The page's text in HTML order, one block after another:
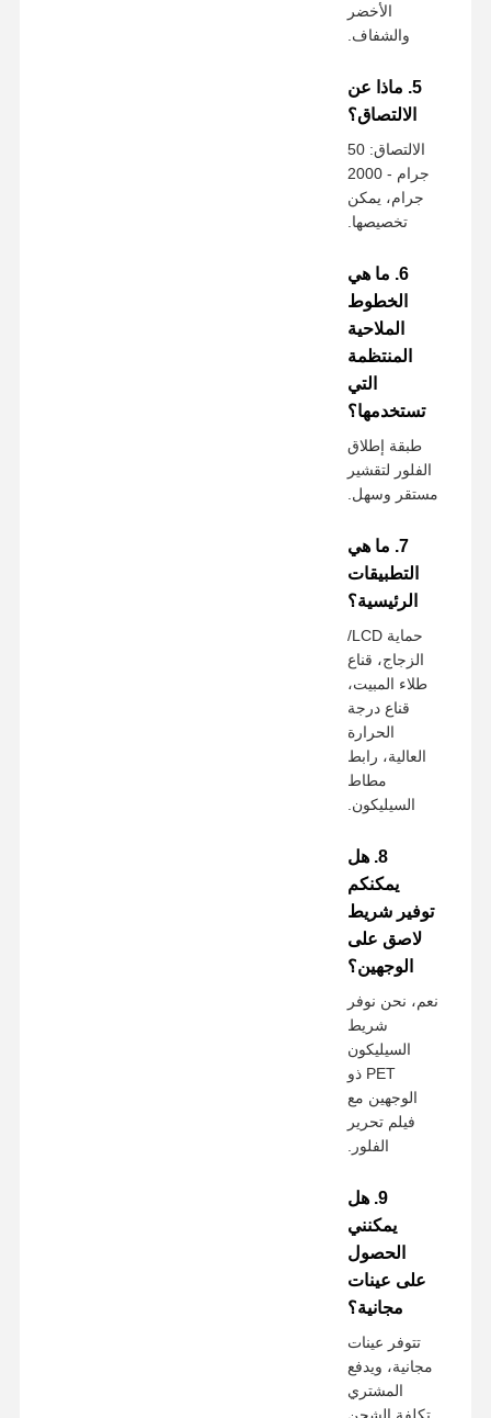
الأخضر
والشفاف.
5. ماذا عن
الالتصاق؟
الالتصاق: 50
جرام - 2000
جرام، يمكن
تخصيصها.
6. ما هي
الخطوط
الملاحية
المنتظمة
التي
تستخدمها؟
طبقة إطلاق
الفلور لتقشير
مستقر وسهل.
7. ما هي
التطبيقات
الرئيسية؟
حماية LCD/
الزجاج، قناع
طلاء المبيت،
قناع درجة
الحرارة
العالية، رابط
مطاط
السيليكون.
8. هل
يمكنكم
توفير شريط
لاصق على
الوجهين؟
نعم، نحن نوفر
شريط
السيليكون
PET ذو
الوجهين مع
فيلم تحرير
الفلور.
9. هل
يمكنني
الحصول
على عينات
مجانية؟
تتوفر عينات
مجانية، ويدفع
المشتري
تكلفة الشحن